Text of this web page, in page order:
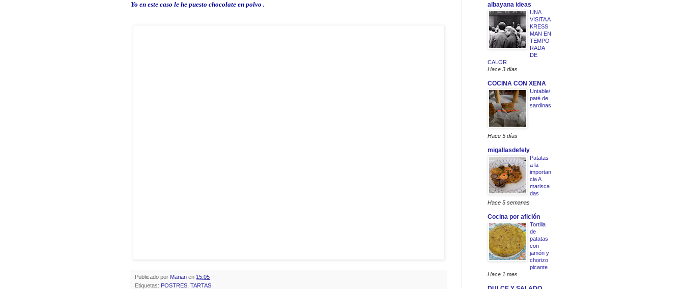
Yo en este caso le he puesto chocolate en polvo .
Publicado por Marian en 15:05
Etiquetas: POSTRES TARTAS
albayana ideas
UNA
VISITA A
KRESS
MAN EN
TEMPO
RADA
DE
CALOR
Hace 3 días
COCINA CON XENA
Untable/
paté de
sardinas
Hace 5 días
migallasdefely
Patatas
a la
importan
cia A
marisca
das
Hace 5 semanas
Cocina por afición
Tortilla
de
patatas
con
jamón y
chorizo
picante
Hace 1 mes